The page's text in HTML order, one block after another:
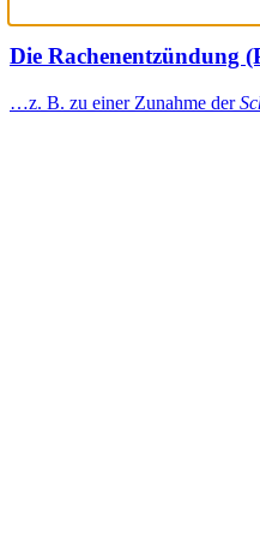
Die Rachenentzündung
…z. B. zu einer Zunahme der